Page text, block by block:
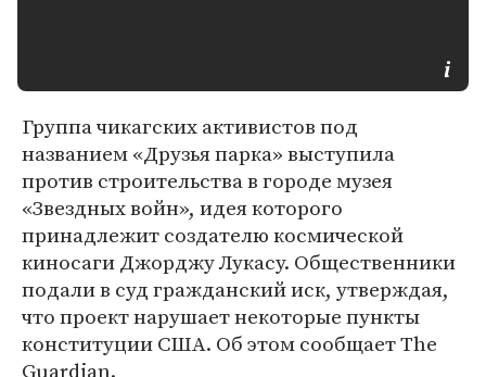
Группа чикагских активистов под
названием «Друзья парка» выступила
против строительства в городе музея
«Звездных войн», идея которого
принадлежит создателю космической
киносаги Джорджу Лукасу. Общественники
подали в суд гражданский иск, утверждая,
что проект нарушает некоторые пункты
конституции США. Об этом сообщает The
Guardian.